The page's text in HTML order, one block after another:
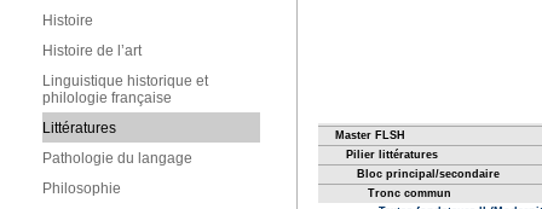
Histoire
Histoire de l’art
Linguistique historique et
philologie française
Littératures
Pathologie du langage
Philosophie